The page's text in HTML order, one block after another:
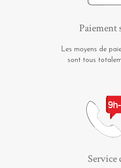
Paiement
Les moyens de
sont tous
Service